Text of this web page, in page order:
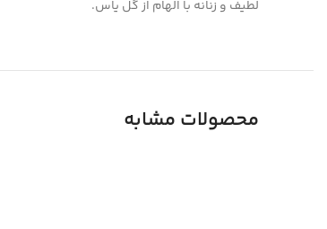
لطیف و زنانه با الهام از گل یاس.
محصولات مشابه